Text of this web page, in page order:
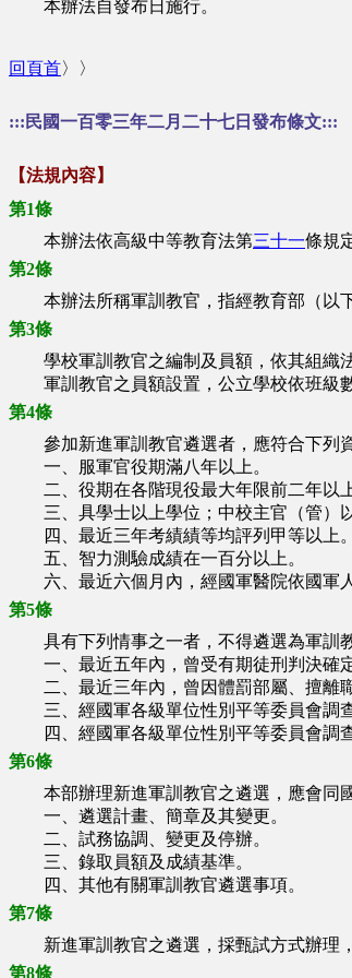
本辦法自發布日施行。
回頁首〉〉
:::民國一百零三年二月二十七日發布條文:::
【法規內容】
第1條
本辦法依高級中等教育法第三十一條規
第2條
本辦法所稱軍訓教官，指經教育部（以下
第3條
學校軍訓教官之編制及員額，依其組織法
軍訓教官之員額設置，公立學校依班級數
第4條
參加新進軍訓教官遴選者，應符合下列資
一、服軍官役期滿八年以上。
二、役期在各階現役最大年限前二年以上
三、具學士以上學位；中校主官（管）以
四、最近三年考績績等均評列甲等以上。
五、智力測驗成績在一百分以上。
六、最近六個月內，經國軍醫院依國軍人
第5條
具有下列情事之一者，不得遴選為軍訓教
一、最近五年內，曾受有期徒刑判決確定
二、最近三年內，曾因體罰部屬、擅離職
三、經國軍各級單位性別平等委員會調查
四、經國軍各級單位性別平等委員會調查
第6條
本部辦理新進軍訓教官之遴選，應會同國
一、遴選計畫、簡章及其變更。
二、試務協調、變更及停辦。
三、錄取員額及成績基準。
四、其他有關軍訓教官遴選事項。
第7條
新進軍訓教官之遴選，採甄試方式辦理，
第8條